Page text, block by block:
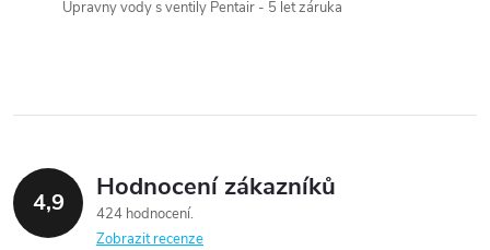
r
v
k
Úpravny vody s ventily Pentair - 5 let záruka
4,9 Hodnocení zákazníků
424 hodnocení
Zobrazit recenze